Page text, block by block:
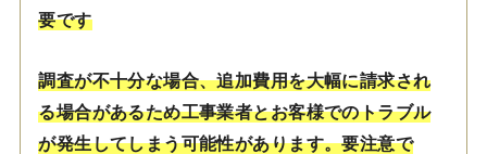
要です
調査が不十分な場合、追加費用を大幅に請求され
る場合があるため工事業者とお客様でのトラブル
が発生してしまう可能性があります。要注意で